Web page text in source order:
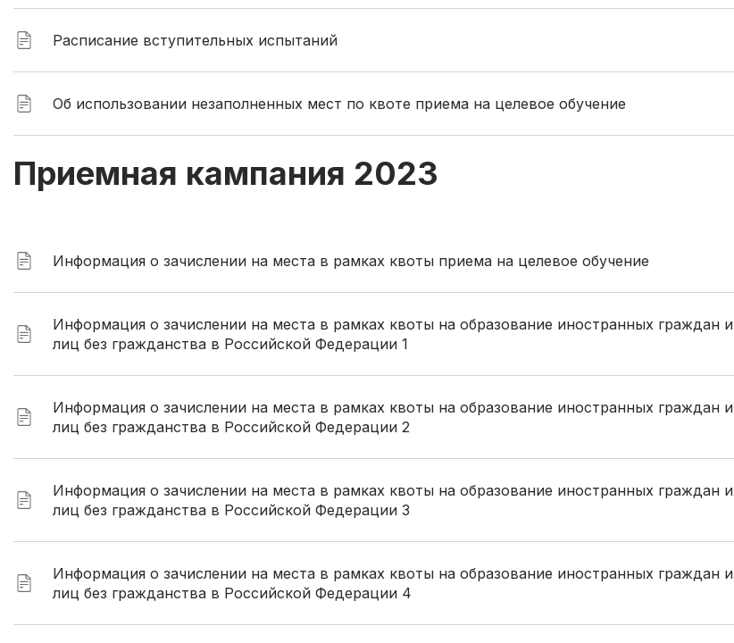
Расписание вступительных испытаний
Об использовании незаполненных мест по квоте приема на целевое обучение
Приемная кампания 2023
Информация о зачислении на места в рамках квоты приема на целевое обучение
Информация о зачислении на места в рамках квоты на образование иностранных граждан и
лиц без гражданства в Российской Федерации 1
Информация о зачислении на места в рамках квоты на образование иностранных граждан и
лиц без гражданства в Российской Федерации 2
Информация о зачислении на места в рамках квоты на образование иностранных граждан и
лиц без гражданства в Российской Федерации 3
Информация о зачислении на места в рамках квоты на образование иностранных граждан и
лиц без гражданства в Российской Федерации 4